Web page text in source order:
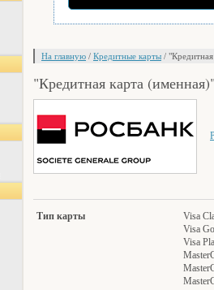
На главную / Кредитные карты /
"Кредитная карта
Тип карты
Visa
Visa
Visa